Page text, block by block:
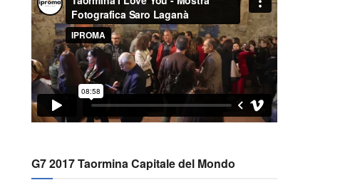
G7 2017 Taormina Capitale del Mondo